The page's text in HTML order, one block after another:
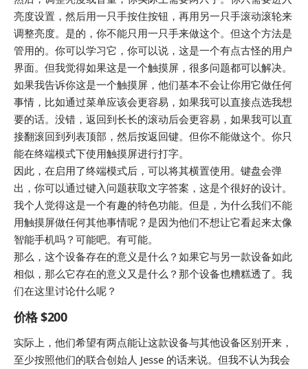
亮度设置，然后用一只手按住按钮，再用另一只手滚动滚轮来
调整亮度。是的，你不能只用一只手来做这个。但这个方法是
管用的。你可以学习它，你可以说，这是一个有点古怪的用户
界面。但我觉得如果这是一个触摸屏，很多问题都可以解决。
如果我告诉你这是一个触摸屏，他们基本不会让你用它做任何
事情，比如通过菜单应该会更容易，如果我可以直接点选我想
要的话。没错，返回到长长的滚动后会更容易，如果我可以直
接翻滚回到列表顶部，然后按返回键。但你不能做这个。你只
能在终端模式下使用触摸屏进行打字。
因此，在启用了终端模式后，可以将其横置使用。键盘会弹
出，你可以通过键入问题获取文字答案，这是个很好的设计。
我个人觉得这是一个有趣的特色功能。但是，为什么我们不能
用触摸屏做任何其他事情呢？是因为他们不想让它看起来太像
智能手机吗？可能吧。有可能。
那么，这个设备存在的意义是什么？如果它与另一款设备如此
相似，那么它存在的意义又是什么？那个设备也糟糕透了。我
们在这里讨论什么呢？
价格 $200
实际上，他们希望有两点能让这款设备与其他设备区别开来，
至少按照他们的联合创始人 Jesse 的话来说。但我不认为我会